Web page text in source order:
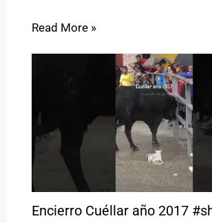
Read More »
Encierro Cuéllar año 2017